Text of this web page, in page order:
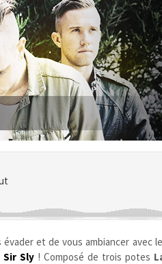
et de vous ambiancer avec
Sir Sly ! Composé de trois potes